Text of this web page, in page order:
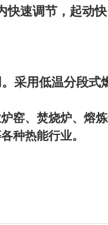
快速调节，起动快
采用低温分段式
窑、焚烧炉、熔
种热能行业。